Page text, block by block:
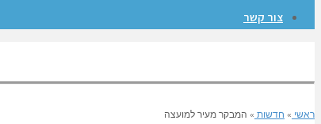
צור קשר
ראשי » חדשות » המבקר מעיר למועצה